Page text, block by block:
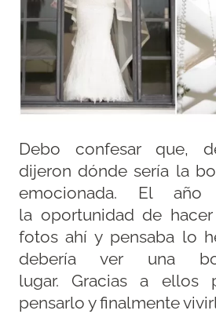
Debo confesar que,
dijeron dónde sería la
emocionada. El año
la oportunidad de
fotos ahí y pensaba lo
debería ver una
lugar. Gracias a ellos
pensarlo y finalmente